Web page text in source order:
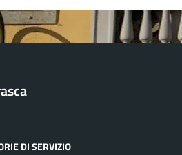
DI SERVIZIO